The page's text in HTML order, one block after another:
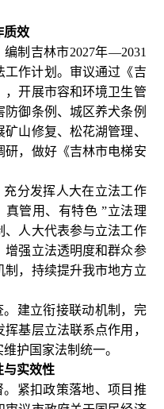
质效
制吉林市2027年—2031
工作计划。审议通过《吉
，开展市容和环境卫生管
御条例、城区养犬条例
山修复、松花湖管理、
研，做好《吉林市电梯安
分发挥人大在立法工作
真管用、有特色 ”立法理
、人大代表参与立法工作
增强立法透明度和群众参
制，持续提升我市地方立
建立衔接联动机制，完
基层立法联系点作用，
护国家法制统一。
与实效性
紧扣政策落地、项目推